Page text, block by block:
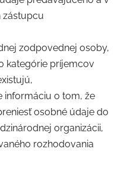
zástupcu
zodpovednej osoby,
kategórie príjemcov
informáciu o tom, že
osobné údaje do
organizácii,
rozhodovania